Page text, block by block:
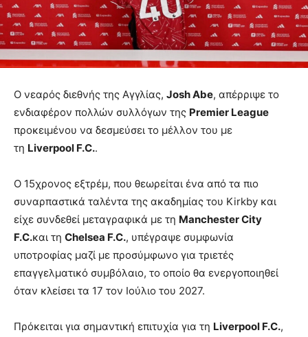
Ο νεαρός διεθνής της Αγγλίας, Josh Abe, απέρριψε το
ενδιαφέρον πολλών συλλόγων της Premier League
προκειμένου να δεσμεύσει το μέλλον του με
τη Liverpool F.C..
Ο 15χρονος εξτρέμ, που θεωρείται ένα από τα πιο
συναρπαστικά ταλέντα της ακαδημίας του Kirkby και
είχε συνδεθεί μεταγραφικά με τη Manchester City
F.C.και τη Chelsea F.C., υπέγραψε συμφωνία
υποτροφίας μαζί με προσύμφωνο για τριετές
επαγγελματικό συμβόλαιο, το οποίο θα ενεργοποιηθεί
όταν κλείσει τα 17 τον Ιούλιο του 2027.
Πρόκειται για σημαντική επιτυχία για τη Liverpool F.C.,